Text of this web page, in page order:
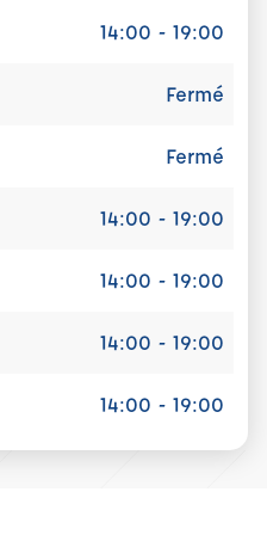
14:00 - 19:00
Fermé
Fermé
14:00 - 19:00
14:00 - 19:00
14:00 - 19:00
14:00 - 19:00